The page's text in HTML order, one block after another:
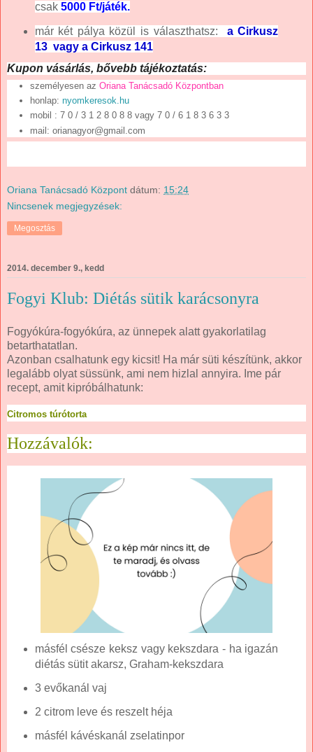
csak 5000 Ft/játék.
már két pálya közül is választhatsz:
a Cirkusz
13 vagy a Cirkusz 141
Kupon vásárlás, bővebb tájékoztatás:
személyesen az Oriana Tanácsadó Központban
honlap: nyomkeresok.hu
mobil : 7 0 / 3 1 2 8 0 8 8 vagy 7 0 / 6 1 8 3 6 3 3
mail: orianagyor@gmail.com
Oriana Tanácsadó Központ dátum: 15:24
Nincsenek megjegyzések:
Megosztás
2014. december 9., kedd
Fogyi Klub: Diétás sütik karácsonyra
Fogyókúra-fogyókúra, az ünnepek alatt gyakorlatilag
betarthatatlan.
Azonban csalhatunk egy kicsit! Ha már süti készítünk, akkor
legalább olyat süssünk, ami nem hizlal annyira. Ime pár
recept, amit kipróbálhatunk:
Citromos túrótorta
Hozzávalók:
másfél csésze keksz vagy kekszdara - ha igazán
diétás sütit akarsz, Graham-kekszdara
3 evőkanál vaj
2 citrom leve és reszelt héja
másfél kávéskanál zselatinpor